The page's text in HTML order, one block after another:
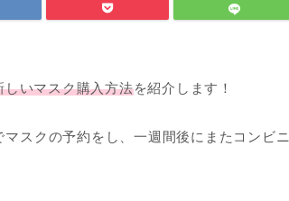
しいマスク購入方法を紹介します！
スクの予約をし、一週間後にまたコンビニ